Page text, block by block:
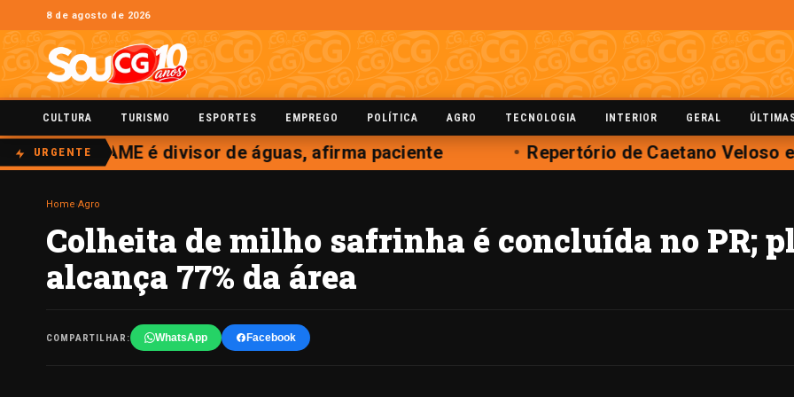
8 de agosto de 2026
CULTURA TURISMO ESPORTES EMPREGO POLÍTICA AGRO TECNOLOGIA INTERIOR GERAL
URGENTEda AME é divisor de águas, afirma paciente Repertório de Caetano Veloso
Home Agro
Colheita de milho safrinha é concluída no PR;
alcança 77% da área
COMPARTILHAR: WhatsApp Facebook